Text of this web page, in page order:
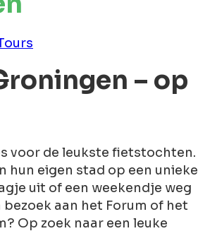
– op
voor de leukste fietstochten.
hun eigen stad op een unieke
uit of een weekendje weg
aan het Forum of het
Op zoek naar een leuke